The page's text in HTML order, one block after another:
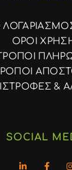
ΟΡΟΙ
&
SOCIAL